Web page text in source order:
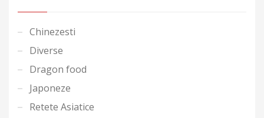
Chinezesti
Diverse
Dragon food
Japoneze
Retete Asiatice